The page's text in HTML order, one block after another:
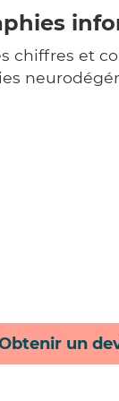
chiffres et
un